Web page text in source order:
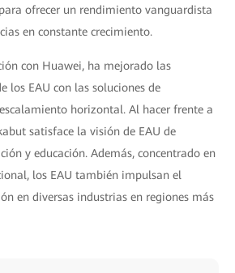
ofrecer un rendimiento vanguardista
en constante crecimiento.
con Huawei, ha mejorado las
los EAU con las soluciones de
horizontal. Al hacer frente a
satisface la visión de EAU de
y educación. Además, concentrado en
los EAU también impulsan el
en diversas industrias en regiones más